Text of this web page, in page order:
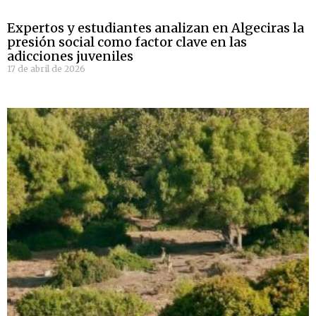
Expertos y estudiantes analizan en Algeciras la
presión social como factor clave en las
adicciones juveniles
17 de abril de 2026